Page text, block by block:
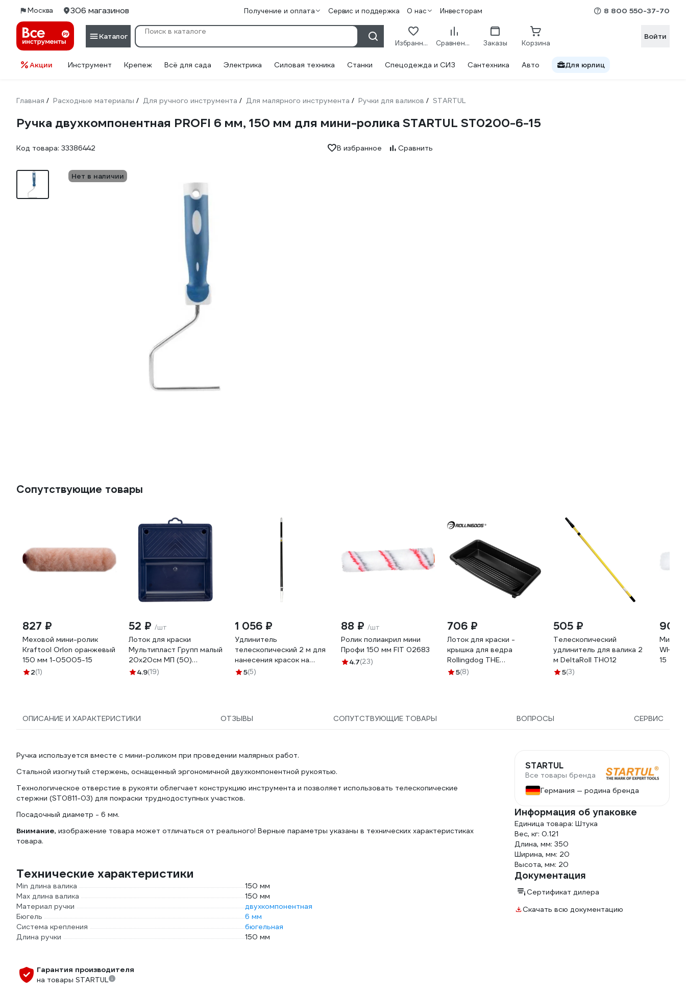
Москва 306 магазинов Получение и оплата Сервис и поддержка О нас Инвесторам 8 800 550-37-70
Каталог
Избранное Сравнение Заказы Корзина
Войти
Акции Инструмент Крепеж Всё для сада Электрика Силовая техника Станки Спецодежда и СИЗ Сантехника Авто Для юрлиц
Главная / Расходные материалы / Для ручного инструмента / Для малярного инструмента / Ручки для валиков / STARTUL
Ручка двухкомпонентная PROFI 6 мм, 150 мм для мини-ролика STARTUL ST0200-6-15
Код товара: 33386442 В избранное Сравнить
Нет в наличии
Сопутствующие товары
827 ₽
Меховой мини-ролик
Kraftool Orlon оранжевый
150 мм 1-05005-15
2(1)
52 ₽ /шт
Лоток для краски
Мультипласт Групп малый
20х20см МП (50)
MPG960584
4.9(19)
1 056 ₽
Удлинитель
телескопический 2 м для
нанесения красок на
высоких участках Boldrini
5(5)
88 ₽ /шт
Ролик полиакрил мини
Профи 150 мм FIT 02683
4.7(23)
706 ₽
Лоток для краски -
крышка для ведра
Rollingdog THE
MOLOSSUS для валиков
5(8)
505 ₽
Телескопический
удлинитель для валика 2
м DeltaRoll TH012
5(3)
901
Мини-
15
ОПИСАНИЕ И ХАРАКТЕРИСТИКИ ОТЗЫВЫ СОПУТСТВУЮЩИЕ ТОВАРЫ ВОПРОСЫ СЕРВИС
Ручка используется вместе с мини-роликом при проведении малярных работ.
Стальной изогнутый стержень, оснащенный эргономичной двухкомпонентной рукоятью.
Технологическое отверстие в рукояти облегчает конструкцию инструмента и позволяет использовать телескопические
стержни (ST0811-03) для покраски труднодоступных участков.
Посадочный диаметр - 6 мм.
Внимание, изображение товара может отличаться от реального! Верные параметры указаны в технических характеристиках
товара.
Технические характеристики
Min длина валика
150 мм
Мах длина валика
150 мм
Материал ручки
двухкомпонентная
Бюгель
6 мм
Система крепления
бюгельная
Длина ручки
150 мм
Гарантия производителя
на товары STARTUL
STARTUL
Все товары бренда
Германия — родина бренда
Информация об упаковке
Единица товара: Штука
Вес, кг: 0.121
Длина, мм: 350
Ширина, мм: 20
Высота, мм: 20
Документация
Сертификат дилера
Скачать всю документацию